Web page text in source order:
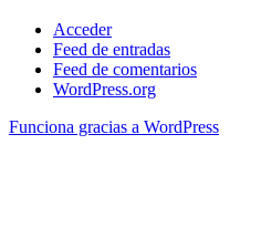
Acceder
Feed de entradas
Feed de comentarios
WordPress.org
Funciona gracias a WordPress